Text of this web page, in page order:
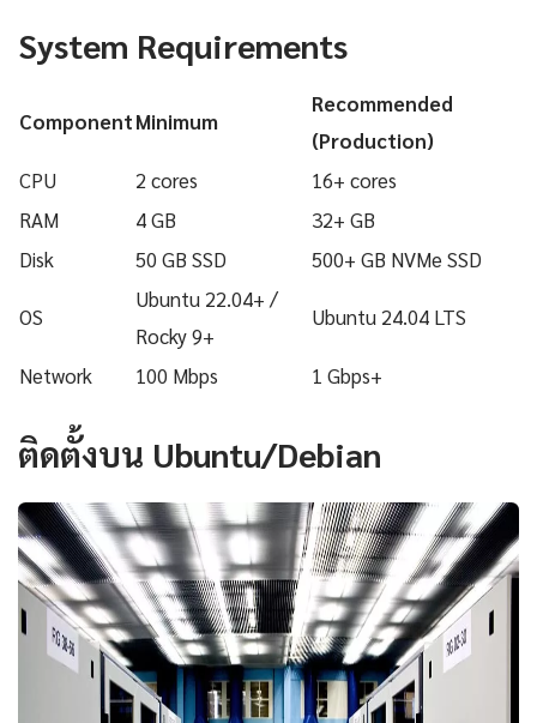
System Requirements
ComponentMinimum
Recommended
(Production)
CPU
2 cores
16+ cores
RAM
4 GB
32+ GB
Disk
50 GB SSD 500+ GB NVMe SSD
OS
Ubuntu 22.04+ /
Rocky 9+
Ubuntu 24.04 LTS
Network 100 Mbps 1 Gbps+
ติดตั้งบน Ubuntu/Debian